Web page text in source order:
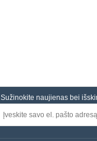
Sužinokite naujienas bei